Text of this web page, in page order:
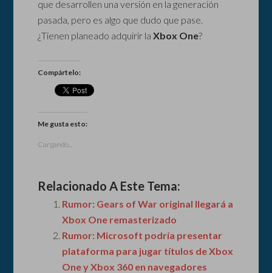
que desarrollen una versión en la generación
pasada, pero es algo que dudo que pase.
¿Tienen planeado adquirir la Xbox One?
Compártelo:
Me gusta esto:
Cargando...
Relacionado A Este Tema:
Rumor: Gears of War original llegará a
Xbox One remasterizado
Rumor: Microsoft podría presentar
plataforma para jugar títulos de Xbox
One y Xbox 360 en navegadores